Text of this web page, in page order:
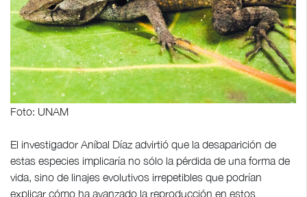
Foto: UNAM
El investigador Aníbal Díaz advirtió que la desaparición de
estas especies implicaría no sólo la pérdida de una forma de
vida, sino de linajes evolutivos irrepetibles que podrían
explicar cómo ha avanzado la reproducción en estos